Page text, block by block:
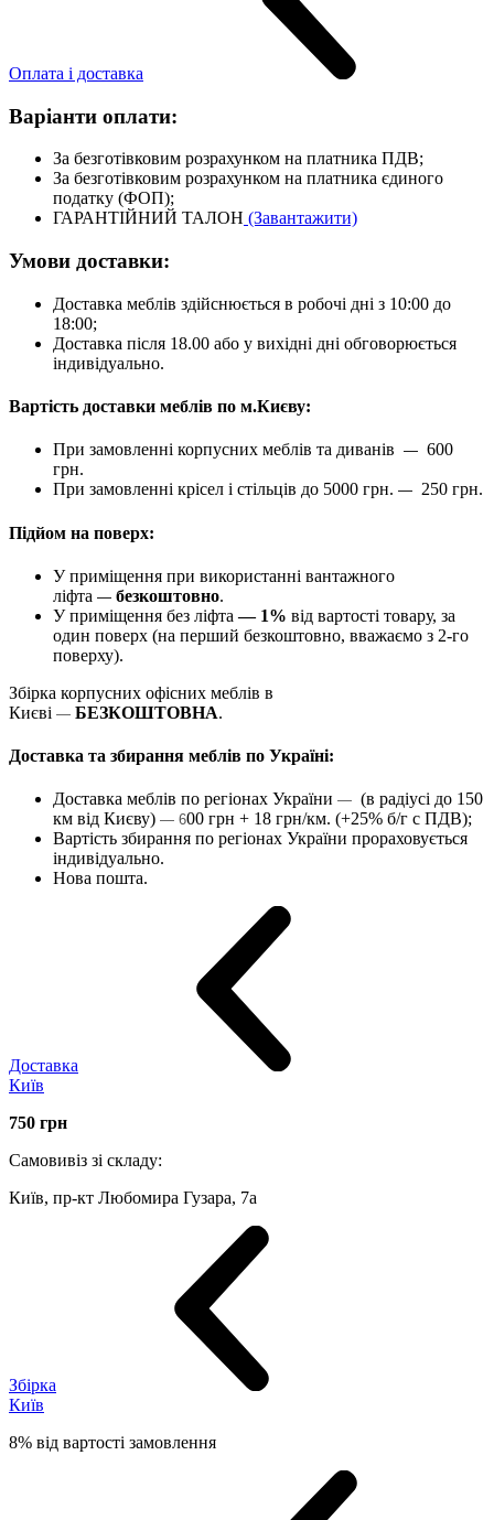
Оплата і доставка
Варіанти оплати:
За безготівковим розрахунком на платника ПДВ;
За безготівковим розрахунком на платника єдиного
податку (ФОП);
ГАРАНТІЙНИЙ ТАЛОН (Завантажити)
Умови доставки:
Доставка меблів здійснюється в робочі дні з 10:00 до
18:00;
Доставка після 18.00 або у вихідні дні обговорюється
індивідуально.
Вартість доставки меблів по м.Києву:
При замовленні корпусних меблів та диванів — 600
грн.
При замовленні крісел і стільців до 5000 грн. — 250 грн.
Підйом на поверх:
У приміщення при використанні вантажного
ліфта — безкоштовно.
У приміщення без ліфта— 1% від вартості товару, за
один поверх (на перший безкоштовно, вважаємо з 2-го
поверху).
Збірка корпусних офісних меблів в
Києві — БЕЗКОШТОВНА.
Доставка та збирання меблів по Україні:
Доставка меблів по регіонах України — (в радіусі до 150
км від Києву) — 600 грн + 18 грн/км. (+25% б/г с ПДВ);
Вартість збирання по регіонах України прораховується
індивідуально.
Нова пошта.
Доставка
Київ
750 грн
Самовивіз зі складу:
Київ, пр-кт Любомира Гузара, 7а
Збірка
Київ
8% від вартості замовлення